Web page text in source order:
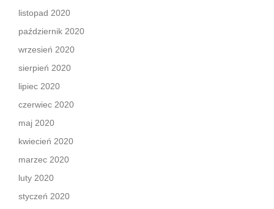
listopad 2020
październik 2020
wrzesień 2020
sierpień 2020
lipiec 2020
czerwiec 2020
maj 2020
kwiecień 2020
marzec 2020
luty 2020
styczeń 2020